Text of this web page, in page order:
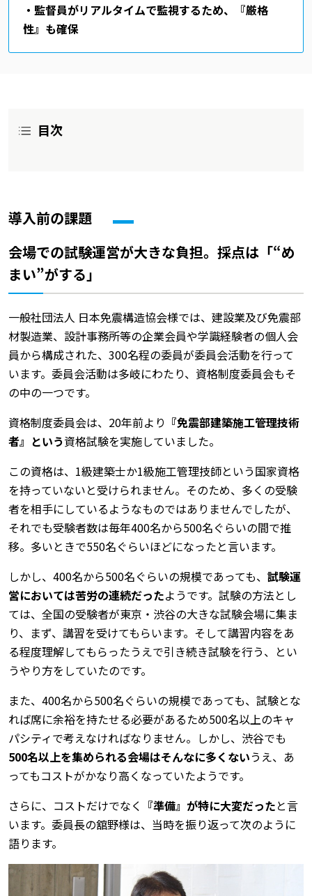
・監督員がリアルタイムで監視するため、『厳格
性』も確保
目次
導入前の課題
会場での試験運営が大きな負担。採点は「“め
まい”がする」
一般社団法人 日本免震構造協会様では、建設業及び免震部
材製造業、設計事務所等の企業会員や学識経験者の個人会
員から構成された、300名程の委員が委員会活動を行って
います。委員会活動は多岐にわたり、資格制度委員会もそ
の中の一つです。
資格制度委員会は、20年前より 『免震部建築施工管理技術
者』という資格試験を実施していました。
この資格は、1級建築士か1級施工管理技師という国家資格
を持っていないと受けられません。そのため、多くの受験
者を相手にしているようなものではありませんでしたが、
それでも受験者数は毎年400名から500名ぐらいの間で推
移。多いときで550名ぐらいほどになったと言います。
しかし、400名から500名ぐらいの規模であっても、 試験運
営においては苦労の連続だったようです。試験の方法とし
ては、全国の受験者が東京・渋谷の大きな試験会場に集ま
り、まず、講習を受けてもらいます。そして講習内容をあ
る程度理解してもらったうえで引き続き試験を行う、とい
うやり方をしていたのです。
また、400名から500名ぐらいの規模であっても、試験とな
れば席に余裕を持たせる必要があるため500名以上のキャ
パシティで考えなければなりません。しかし、渋谷でも
500名以上を集められる会場はそんなに多くないうえ、あ
ってもコストがかなり高くなっていたようです。
さらに、コストだけでなく 『準備』が特に大変だったと言
います。委員長の舘野様は、当時を振り返って次のように
語ります。